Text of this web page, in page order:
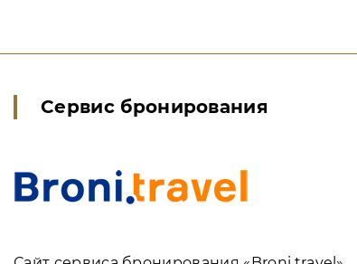
Сервис бронирования